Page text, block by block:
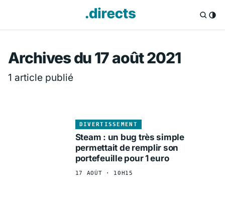
Directs.fr —
Archives du 17 août 2021
1 article publié
DIVERTISSEMENT
Steam : un bug très simple
permettait de remplir son
portefeuille pour 1 euro
17 AOÛT · 10H15